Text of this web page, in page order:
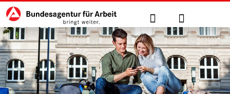
zu den Hauptinhalten springen
Hauptnavigation Suche Anmelden